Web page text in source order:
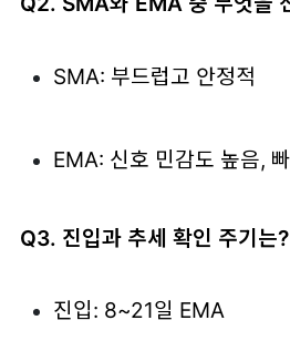
SMA: 부드럽고 안정적
EMA: 신호 민감도 높음,
Q3. 진입과 추세 확인 주기는?
진입: 8~21일 EMA